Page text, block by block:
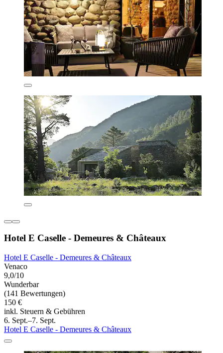
Hotel E Caselle - Demeures & Châteaux
Hotel E Caselle - Demeures & Châteaux
Venaco
9,0/10
Wunderbar
(141 Bewertungen)
150 €
inkl. Steuern & Gebühren
6. Sept.–7. Sept.
Hotel E Caselle - Demeures & Châteaux